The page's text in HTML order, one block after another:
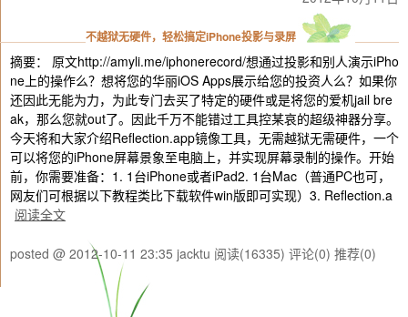
不越狱无硬件，轻松搞定iPhone投影与录屏
摘要： 原文http://amyli.me/iphonerecord/想通过投影和别人演示iPho
ne上的操作么？想将您的华丽iOS Apps展示给您的投资人么？如果你
还因此无能为力，为此专门去买了特定的硬件或是将您的爱机jail bre
ak，那么您就out了。因此千万不能错过工具控某哀的超级神器分享。
今天将和大家介绍Reflection.app镜像工具，无需越狱无需硬件，一个
可以将您的iPhone屏幕景象至电脑上，并实现屏幕录制的操作。开始
前，你需要准备：1. 1台iPhone或者iPad2. 1台Mac（普通PC也可，
网友们可根据以下教程类比下载软件win版即可实现）3. Reflection.a
阅读全文
posted @ 2012-10-11 23:35 jacktu 阅读(16335) 评论(0) 推荐(0)